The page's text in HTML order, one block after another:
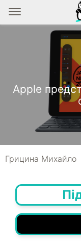
Apple
Грицина Михайло